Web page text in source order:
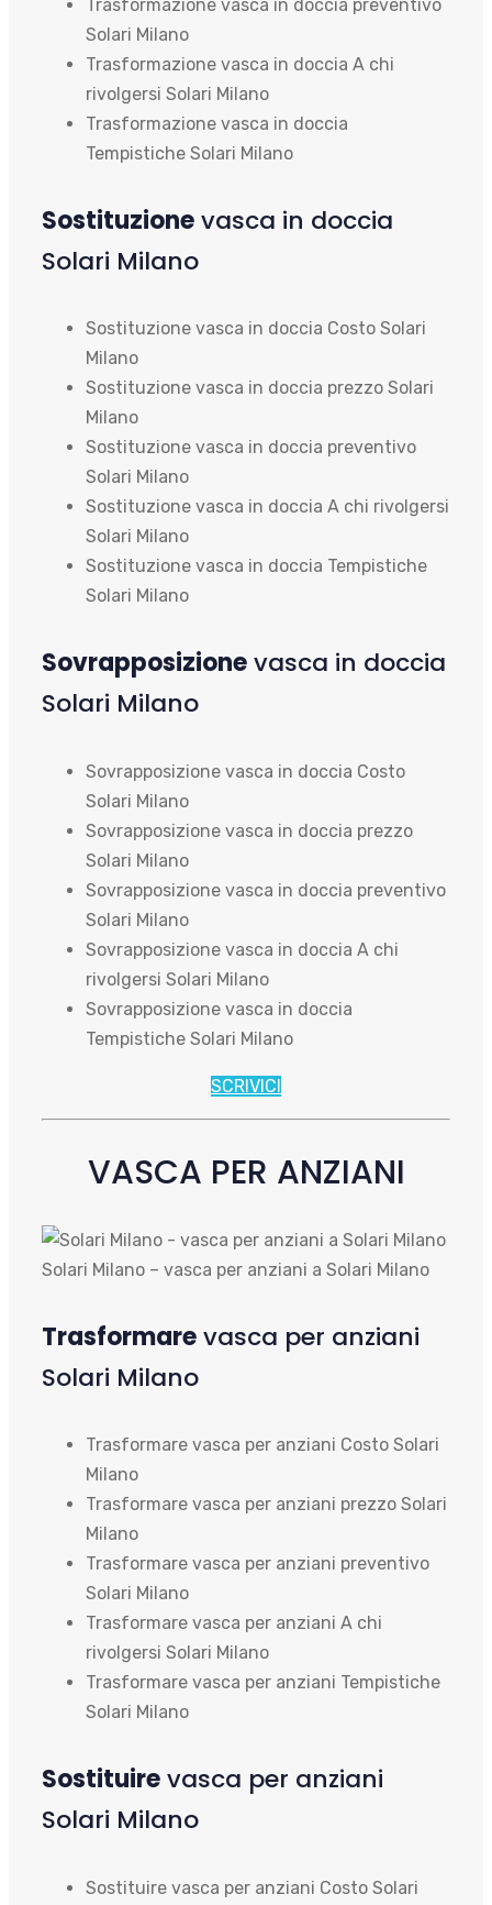
Trasformazione vasca in doccia preventivo
Solari Milano
Trasformazione vasca in doccia A chi
rivolgersi Solari Milano
Trasformazione vasca in doccia
Tempistiche Solari Milano
Sostituzionevasca in doccia
Solari Milano
Sostituzione vasca in doccia Costo Solari
Milano
Sostituzione vasca in doccia prezzo Solari
Milano
Sostituzione vasca in doccia preventivo
Solari Milano
Sostituzione vasca in doccia A chi rivolgersi
Solari Milano
Sostituzione vasca in doccia Tempistiche
Solari Milano
Sovrapposizionevasca in doccia
Solari Milano
Sovrapposizione vasca in doccia Costo
Solari Milano
Sovrapposizione vasca in doccia prezzo
Solari Milano
Sovrapposizione vasca in doccia preventivo
Solari Milano
Sovrapposizione vasca in doccia A chi
rivolgersi Solari Milano
Sovrapposizione vasca in doccia
Tempistiche Solari Milano
SCRIVICI
VASCA PER ANZIANI
Solari Milano – vasca per anziani a Solari Milano
Trasformarevasca per anziani
Solari Milano
Trasformare vasca per anziani Costo Solari
Milano
Trasformare vasca per anziani prezzo Solari
Milano
Trasformare vasca per anziani preventivo
Solari Milano
Trasformare vasca per anziani A chi
rivolgersi Solari Milano
Trasformare vasca per anziani Tempistiche
Solari Milano
Sostituirevasca per anziani
Solari Milano
Sostituire vasca per anziani Costo Solari